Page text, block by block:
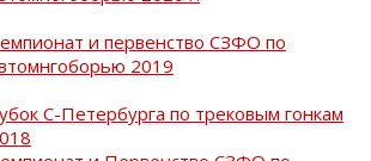
и первенство СЗФО по
2019
С-Петербурга по трековым гонкам